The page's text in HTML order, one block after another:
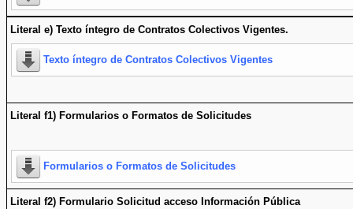
Literal e) Texto íntegro de Contratos Colectivos Vigentes.
Texto íntegro de Contratos Colectivos Vigentes
Literal f1) Formularios o Formatos de Solicitudes
Formularios o Formatos de Solicitudes
Literal f2) Formulario Solicitud acceso Información Pública